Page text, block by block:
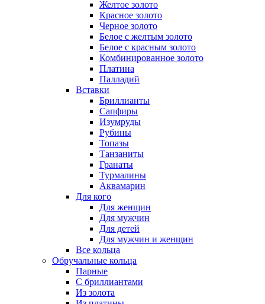
Желтое золото
Красное золото
Черное золото
Белое с желтым золото
Белое с красным золото
Комбинированное золото
Платина
Палладий
Вставки
Бриллианты
Сапфиры
Изумруды
Рубины
Топазы
Танзаниты
Гранаты
Турмалины
Аквамарин
Для кого
Для женщин
Для мужчин
Для детей
Для мужчин и женщин
Все кольца
Обручальные кольца
Парные
С бриллиантами
Из золота